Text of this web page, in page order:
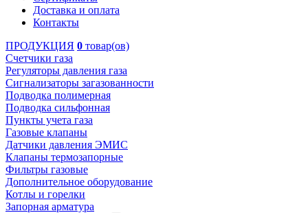
Доставка и оплата
Контакты
ПРОДУКЦИЯ 0 товар(ов)
Счетчики газа
Регуляторы давления газа
Сигнализаторы загазованности
Подводка полимерная
Подводка сильфонная
Пункты учета газа
Газовые клапаны
Датчики давления ЭМИС
Клапаны термозапорные
Фильтры газовые
Дополнительное оборудование
Котлы и горелки
Запорная арматура